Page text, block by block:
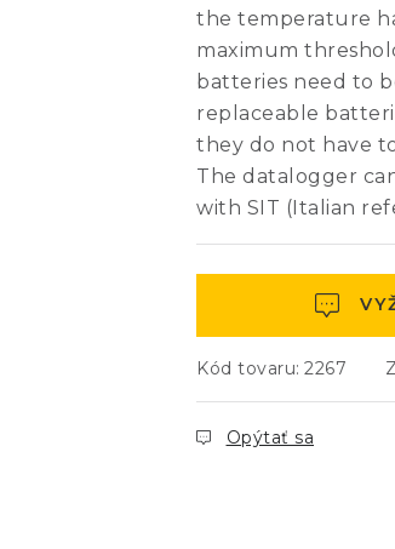
the temperature
maximum
batteries need to
replaceable
they do not have
The datalogger
with SIT (Italian
Kód tovaru: 2267
Opýtať sa